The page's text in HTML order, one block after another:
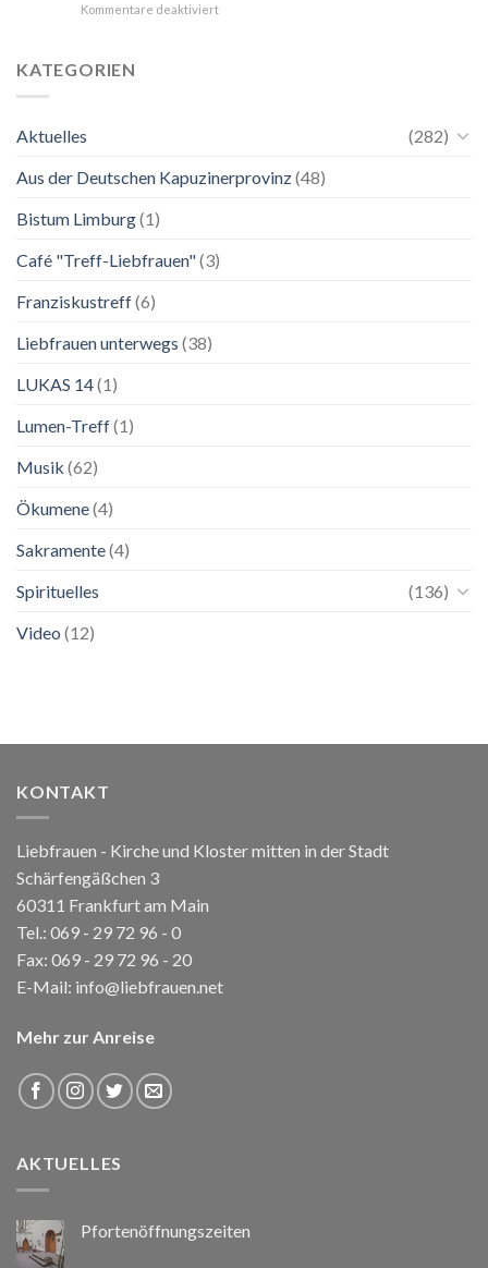
Maria.
Kommentare deaktiviertfür
Ausstellung
KATEGORIEN
Aktuelles
(282)
Aus der Deutschen Kapuzinerprovinz(48)
Bistum Limburg(1)
Café "Treff-Liebfrauen"(3)
Franziskustreff(6)
Liebfrauen unterwegs (38)
LUKAS 14(1)
Lumen-Treff(1)
Musik (62)
Ökumene(4)
Sakramente(4)
Spirituelles
(136)
Video (12)
KONTAKT
Liebfrauen - Kirche und Kloster mitten in der Stadt
Schärfengäßchen 3
60311 Frankfurt am Main
Tel.: 069 - 29 72 96 - 0
Fax: 069 - 29 72 96 - 20
E-Mail: info@liebfrauen.net
Mehr zur Anreise
AKTUELLES
Pfortenöffnungszeiten